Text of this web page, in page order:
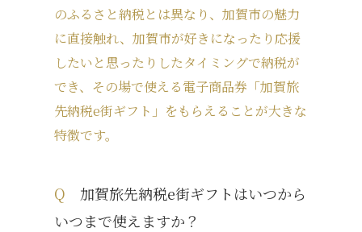
のふるさと納税とは異なり、加賀市の魅力
に直接触れ、加賀市が好きになったり応援
したいと思ったりしたタイミングで納税が
でき、その場で使える電子商品券「加賀旅
先納税e街ギフト」をもらえることが大きな
特徴です。
Q 加賀旅先納税e街ギフトはいつから
いつまで使えますか？